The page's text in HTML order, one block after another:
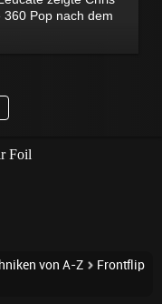
Pop nach dem
von A-Z
Frontflip